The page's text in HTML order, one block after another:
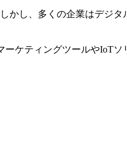
かし、多くの企業はデジ
ケティングツールやIoTソ